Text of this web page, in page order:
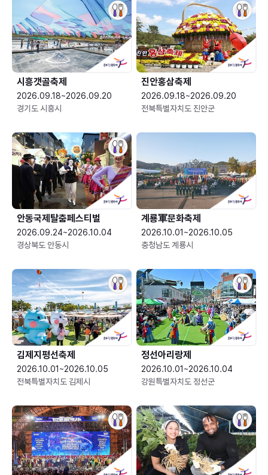
시흥갯골축제
2026.09.18~2026.09.20
경기도 시흥시
진안홍삼축제
2026.09.18~2026.09.20
전북특별자치도 진안군
안동국제탈춤페스티벌
2026.09.24~2026.10.04
경상북도 안동시
2026.10.01~2026.10.05
충청남도 계룡시
김제지평선축제
2026.10.01~2026.10.05
전북특별자치도 김제시
정선아리랑제
2026.10.01~2026.10.04
강원특별자치도 정선군